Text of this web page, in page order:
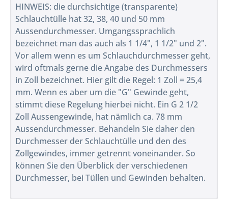
HINWEIS: die durchsichtige (transparente)
Schlauchtülle hat 32, 38, 40 und 50 mm
Aussendurchmesser. Umgangssprachlich
bezeichnet man das auch als 1 1/4", 1 1/2" und 2".
Vor allem wenn es um Schlauchdurchmesser geht,
wird oftmals gerne die Angabe des Durchmessers
in Zoll bezeichnet. Hier gilt die Regel: 1 Zoll = 25,4
mm. Wenn es aber um die "G" Gewinde geht,
stimmt diese Regelung hierbei nicht. Ein G 2 1/2
Zoll Aussengewinde, hat nämlich ca. 78 mm
Aussendurchmesser. Behandeln Sie daher den
Durchmesser der Schlauchtülle und den des
Zollgewindes, immer getrennt voneinander. So
können Sie den Überblick der verschiedenen
Durchmesser, bei Tüllen und Gewinden behalten.